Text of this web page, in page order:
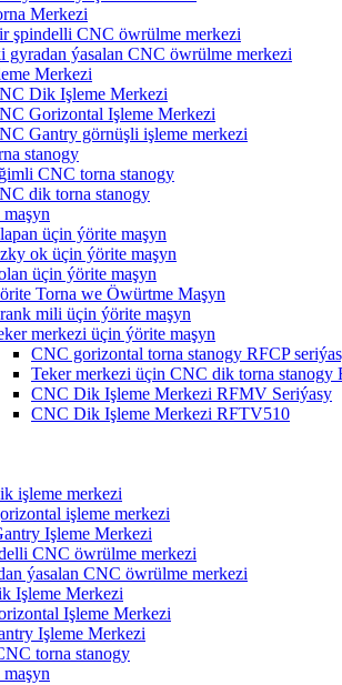
Merkezi
şpindelli CNC öwrülme merkezi
gyradan ýasalan CNC öwrülme merkezi
Merkezi
Dik Işleme Merkezi
Gorizontal Işleme Merkezi
Gantry görnüşli işleme merkezi
stanogy
CNC torna stanogy
dik torna stanogy
üçin ýörite maşyn
ok üçin ýörite maşyn
üçin ýörite maşyn
Torna we Öwürtme Maşyn
mili üçin ýörite maşyn
merkezi üçin ýörite maşyn
CNC gorizontal torna stanogy RFCP
Teker merkezi üçin CNC dik torna stanogy
CNC Dik Işleme Merkezi RFMV Seriýasy
CNC Dik Işleme Merkezi RFTV510
işleme merkezi
işleme merkezi
Işleme Merkezi
CNC öwrülme merkezi
ýasalan CNC öwrülme merkezi
Işleme Merkezi
Işleme Merkezi
Işleme Merkezi
torna stanogy